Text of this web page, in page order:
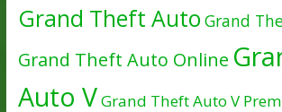
Grand Theft Auto Grand
Grand Theft Auto Online
Auto VGrand Theft Auto V